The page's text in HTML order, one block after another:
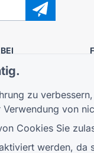
zu
von
Cookies Sie
werden,